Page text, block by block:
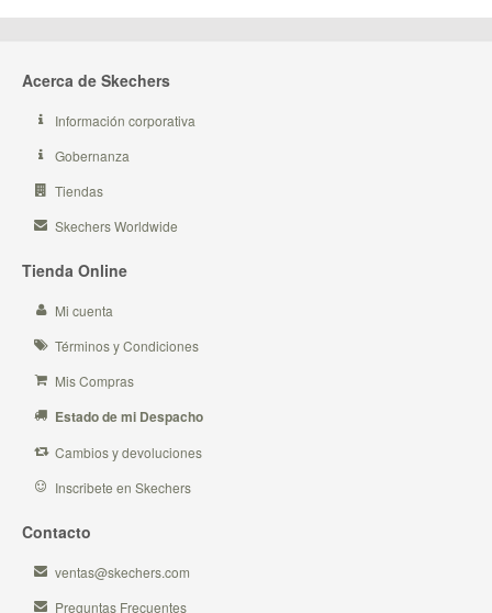
Acerca de Skechers
Información corporativa
Gobernanza
Tiendas
Skechers Worldwide
Tienda Online
Mi cuenta
Términos y Condiciones
Mis Compras
Estado de mi Despacho
Cambios y devoluciones
Inscribete en Skechers
Contacto
ventas@skechers.com
Preguntas Frecuentes